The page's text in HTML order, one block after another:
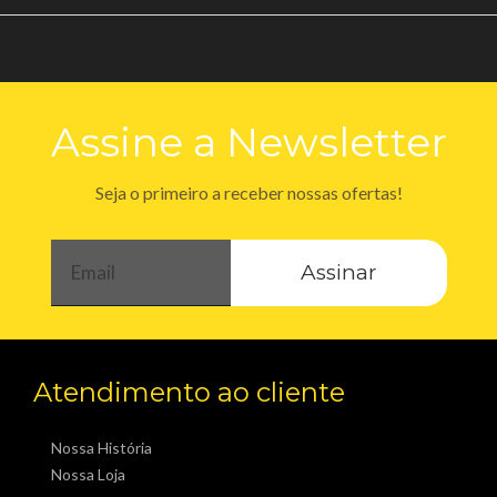
Assine a Newsletter
Seja o primeiro a receber nossas ofertas!
Assinar
Atendimento ao cliente
Nossa História
Nossa Loja